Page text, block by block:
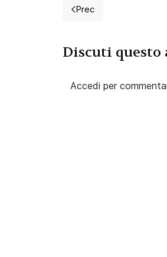
Articolo precedente:
Prec
Discuti
Accedi per